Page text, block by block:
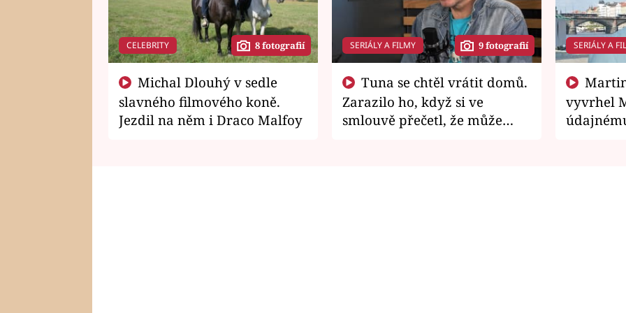
CELEBRITY 8 fotografií
slavného filmového koně.
Jezdil na něm i Draco Malfoy
SERIÁLY A FILMY 9 fotografií
Zarazilo ho, když si ve
smlouvě přečetl, že může
SERIÁLY A
vyvrhel